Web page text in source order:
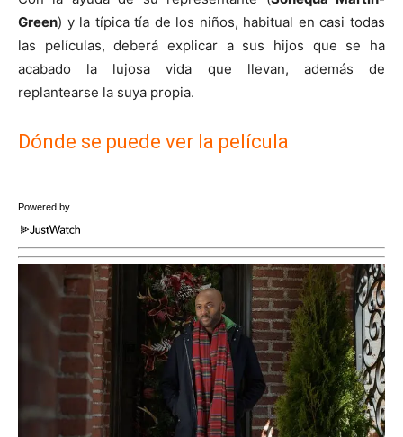
Green) y la típica tía de los niños, habitual en casi todas
las películas, deberá explicar a sus hijos que se ha
acabado la lujosa vida que llevan, además de
replantearse la suya propia.
Dónde se puede ver la película
Powered by